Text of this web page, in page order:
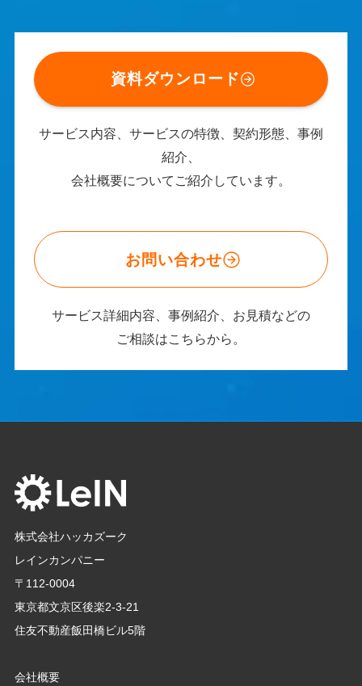
資料ダウンロード
サービス内容、サービスの特徴、契約形態、事例
紹介、
会社概要についてご紹介しています。
お問い合わせ
サービス詳細内容、事例紹介、お見積などの
ご相談はこちらから。
株式会社ハッカズーク
レインカンパニー
〒112-0004
東京都文京区後楽2-3-21
住友不動産飯田橋ビル5階
会社概要